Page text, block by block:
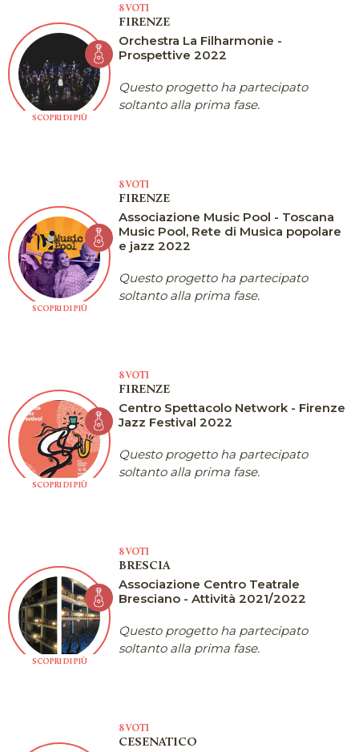
SCOPRI DI PIÙ
8 VOTI
FIRENZE
Orchestra La Filharmonie -
Prospettive 2022
Questo progetto ha partecipato
soltanto alla prima fase.
SCOPRI DI PIÙ
8 VOTI
FIRENZE
Associazione Music Pool - Toscana
Music Pool, Rete di Musica popolare
e jazz 2022
Questo progetto ha partecipato
soltanto alla prima fase.
SCOPRI DI PIÙ
8 VOTI
FIRENZE
Centro Spettacolo Network - Firenze
Jazz Festival 2022
Questo progetto ha partecipato
soltanto alla prima fase.
SCOPRI DI PIÙ
8 VOTI
BRESCIA
Associazione Centro Teatrale
Bresciano - Attività 2021/2022
Questo progetto ha partecipato
soltanto alla prima fase.
8 VOTI
CESENATICO